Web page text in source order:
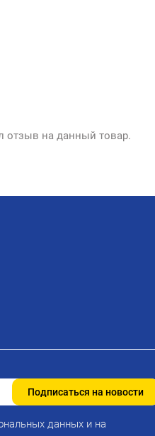
отзыв на данный товар.
Подписаться на новости
данных и на